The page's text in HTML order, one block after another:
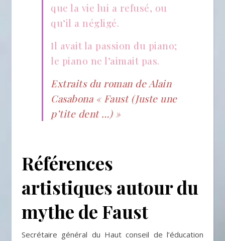
que la vie lui a refusé, ou
qu’il a négligé.
Il avait la passion du piano;
le piano ne l’aimait pas.
Extraits du roman de Alain
Casabona « Faust (Juste une
p’tite dent …) »
Références
artistiques autour du
mythe de Faust
Secrétaire général du Haut conseil de l’éducation